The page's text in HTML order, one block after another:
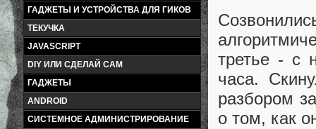
ГАДЖЕТЫ И УСТРОЙСТВА ДЛЯ ГИКОВ
ТЕКУЧКА
JAVASCRIPT
DIY ИЛИ СДЕЛАЙ САМ
ГАДЖЕТЫ
ANDROID
СИСТЕМНОЕ АДМИНИСТРИРОВАНИЕ
третье - с
часа.
разбором
о том, как